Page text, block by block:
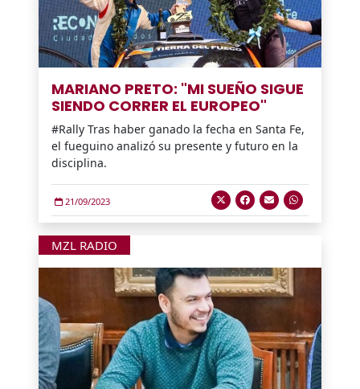
MARIANO PRETO: "MI SUEÑO SIGUE
SIENDO CORRER EL EUROPEO"
#Rally Tras haber ganado la fecha en Santa Fe,
el fueguino analizó su presente y futuro en la
disciplina.
21/09/2023
MZL RADIO